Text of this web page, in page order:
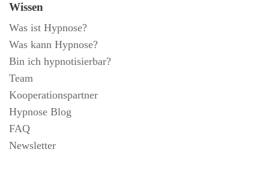
Wissen
Was ist Hypnose?
Was kann Hypnose?
Bin ich hypnotisierbar?
Team
Kooperationspartner
Hypnose Blog
FAQ
Newsletter